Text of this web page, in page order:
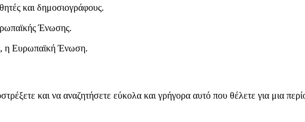
και δημοσιογράφους.
Ένωσης.
η Ευρωπαϊκή Ένωση.
και να αναζητήσετε εύκολα και γρήγορα αυτό που θέλετε για μια